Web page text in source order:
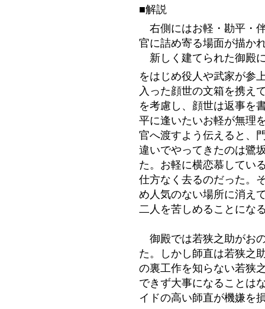
■解説
右側にはお軽・勘平・
官に詰め寄る場面が描
新しく建てられた御殿
をはじめ役人や武家が参
入った顔世の文箱を携え
を考慮し、顔世は返事を
平に逢いたいお軽が無理
官へ渡すよう伝えると、
違いでやってきたのは鷺
た。お軽に横恋慕してい
仕方なく去るのだった。
め人気のない場所に消え
二人を苦しめることにな
御殿では若狭之助がお
た。しかし師直は若狭之
の裏工作を知らない若狭
できず大事になることは
イドの高い師直が機嫌を